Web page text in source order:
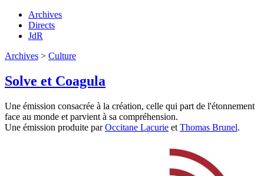
Archives
Directs
JdR
Archives > Culture
Solve et Coagula
Une émission consacrée à la création, celle qui part de l'étonnement
face au monde et parvient à sa compréhension.
Une émission produite parOccitane Lacurie et Thomas Brunel.